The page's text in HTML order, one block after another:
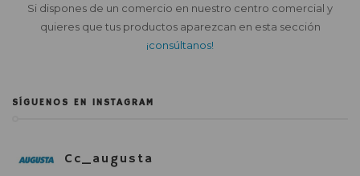
Si dispones de un comercio en nuestro centro comercial y
quieres que tus productos aparezcan en esta sección
¡consúltanos!
SÍGUENOS EN INSTAGRAM
Cc_augusta